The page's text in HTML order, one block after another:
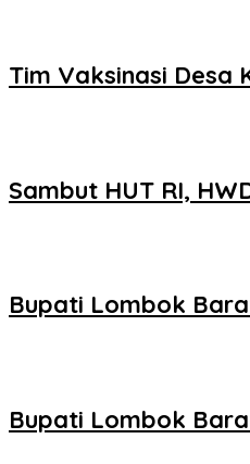
Tim Vaksinasi Desa
Sambut HUT RI,
Bupati Lombok
Bupati Lombok